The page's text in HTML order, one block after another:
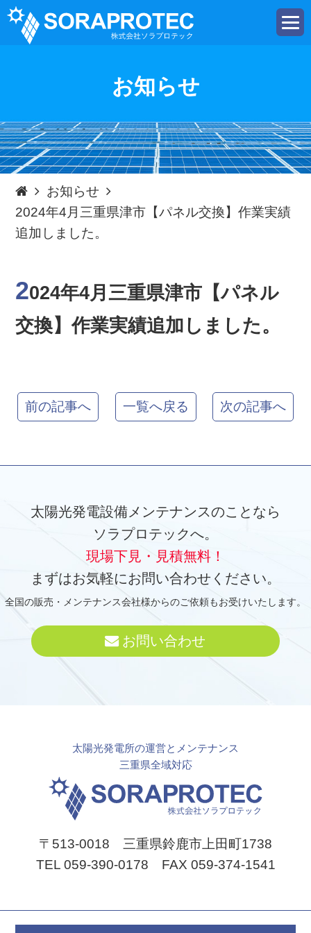
t
o
i
g
a
t
i
o
お知らせ
お知らせ
2024年4月三重県津市【パネル交換】作業実績
追加しました。
2024年4月三重県津市【パネル
交換】作業実績追加しました。
前の記事へ 一覧へ戻る 次の記事へ
太陽光発電設備メンテナンスのことなら
ソラプロテックへ。
現場下見・見積無料！
まずはお気軽にお問い合わせください。
全国の販売・メンテナンス会社様からのご依頼もお受けいたします。
お問い合わせ
太陽光発電所の運営とメンテナンス
三重県全域対応
〒513-0018 三重県鈴鹿市上田町1738
TEL 059-390-0178 FAX 059-374-1541